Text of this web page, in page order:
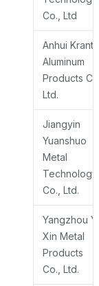
Co., Ltd
Anhui Krant
Aluminum
Products
Ltd.
Jiangyin
Yuanshuo
Metal
Technology
Co., Ltd.
Yangzhou
Xin Metal
Products
Co., Ltd.